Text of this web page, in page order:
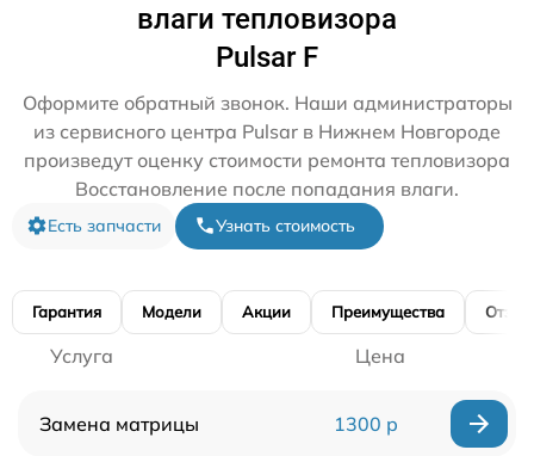
влаги тепловизора
Pulsar F
Оформите обратный звонок. Наши администраторы
из сервисного центра Pulsar в Нижнем Новгороде
произведут оценку стоимости ремонта тепловизора
Восстановление после попадания влаги.
Есть запчасти Узнать стоимость
Гарантия Модели Акции Преимущества
Услуга Цена
Замена матрицы 1300 р